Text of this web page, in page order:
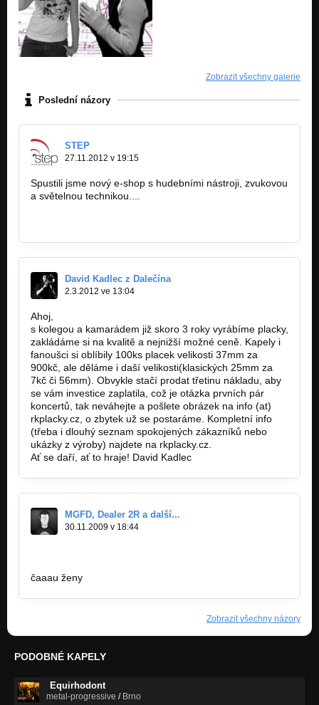
Zobrazit všechny galerie
Poslední názory
STEP
27.11.2012 v 19:15
Spustili jsme nový e-shop s hudebními nástroji, zvukovou
a světelnou technikou....
David Kadlec z Dalečína
2.3.2012 ve 13:04
Ahoj,
s kolegou a kamarádem již skoro 3 roky vyrábíme placky,
zakládáme si na kvalitě a nejnižší možné ceně. Kapely i
fanoušci si oblíbily 100ks placek velikosti 37mm za
900kč, ale děláme i daší velikosti(klasických 25mm za
7kč či 56mm). Obvykle stačí prodat třetinu nákladu, aby
se vám investice zaplatila, což je otázka prvních pár
koncertů, tak neváhejte a pošlete obrázek na info (at)
rkplacky.cz, o zbytek už se postaráme. Kompletní info
(třeba i dlouhý seznam spokojených zákazníků nebo
ukázky z výroby) najdete na rkplacky.cz.
Ať se daří, ať to hraje! David Kadlec
MGFD, Dealer 2R a další...
30.11.2009 v 18:44
čaaau ženy
Zobrazit všechny názory
PODOBNÉ KAPELY
Equirhodont
metal-progressive / Brno